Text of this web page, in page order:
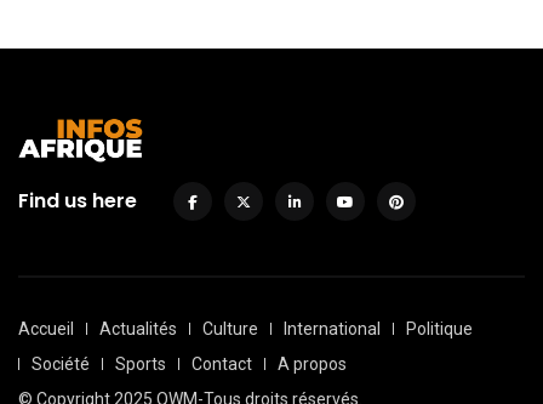
Find us here
Accueil Actualités Culture International
Politique
Société
Sports Contact
A propos
© Copyright 2025 QWM-Tous droits réservés.